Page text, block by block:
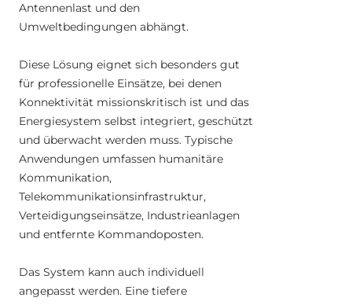
Antennenlast und den
Umweltbedingungen abhängt.
Diese Lösung eignet sich besonders gut
für professionelle Einsätze, bei denen
Konnektivität missionskritisch ist und das
Energiesystem selbst integriert, geschützt
und überwacht werden muss. Typische
Anwendungen umfassen humanitäre
Kommunikation,
Telekommunikationsinfrastruktur,
Verteidigungseinsätze, Industrieanlagen
und entfernte Kommandoposten.
Das System kann auch individuell
angepasst werden. Eine tiefere